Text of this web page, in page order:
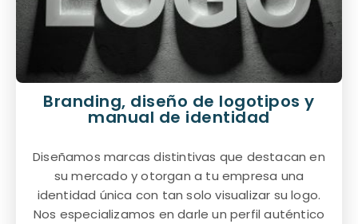
Branding, diseño de logotipos y
manual de identidad
Diseñamos marcas distintivas que destacan en
su mercado y otorgan a tu empresa una
identidad única con tan solo visualizar su logo.
Nos especializamos en darle un perfil auténtico